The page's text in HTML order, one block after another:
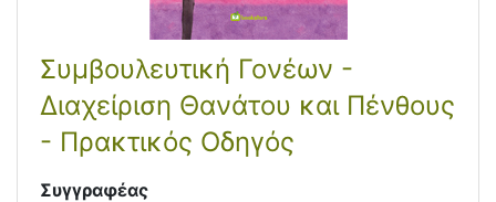
Συμβουλευτική Γονέων -
Διαχείριση Θανάτου και Πένθους
- Πρακτικός Οδηγός
Συγγραφέας